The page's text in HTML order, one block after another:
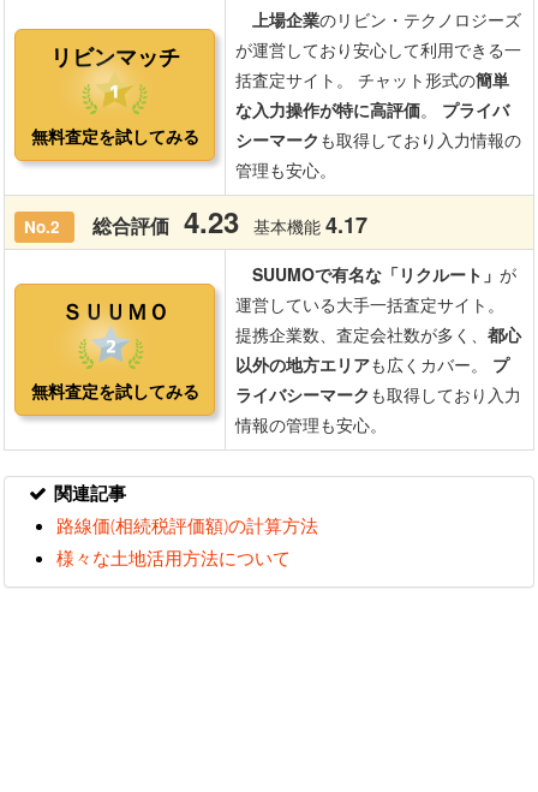
関連記事
路線価(相続税評価額)の計算方法
様々な土地活用方法について